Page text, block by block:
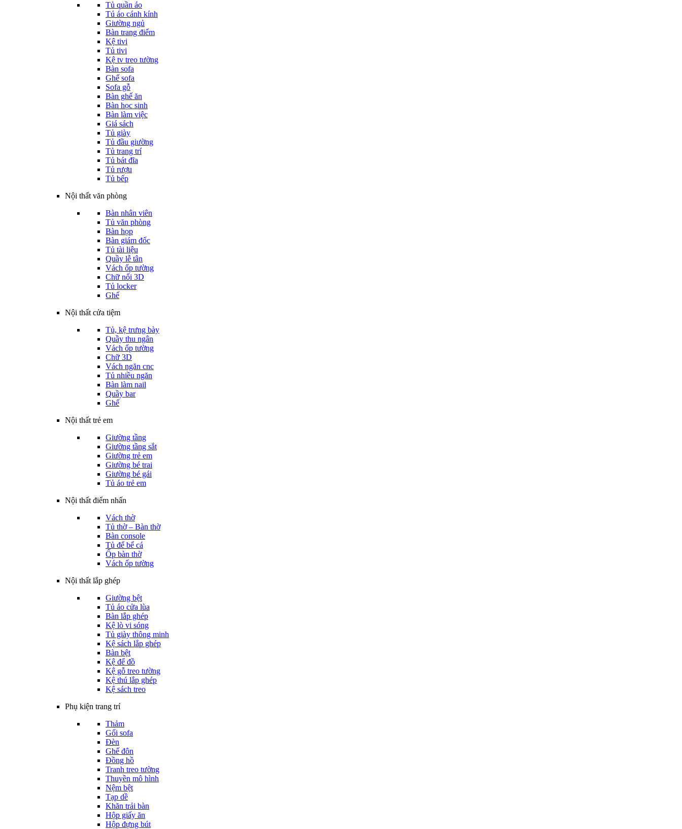
Tủ quần áo
Tú áo cánh kính
Giường ngủ
Bàn trang điểm
Kệ tivi
Tủ tivi
Kệ tv treo tường
Bàn sofa
Ghế sofa
Sofa gỗ
Bàn ghế ăn
Bàn học sinh
Bàn làm việc
Giá sách
Tủ giày
Tủ đầu giường
Tủ trang trí
Tủ bát đĩa
Tủ rượu
Tủ bếp
Nội thất văn phòng
Bàn nhân viên
Tủ văn phòng
Bàn họp
Bàn giám đốc
Tủ tài liệu
Quầy lễ tân
Vách ốp tường
Chữ nổi 3D
Tủ locker
Ghế
Nội thất cửa tiệm
Tủ, kệ trưng bày
Quầy thu ngân
Vách ốp tường
Chữ 3D
Vách ngăn cnc
Tủ nhiều ngăn
Bàn làm nail
Quầy bar
Ghế
Nội thất trẻ em
Giường tầng
Giường tầng sắt
Giường trẻ em
Giường bé trai
Giường bé gái
Tủ áo trẻ em
Nội thất điểm nhấn
Vách thờ
Tủ thờ – Bàn thờ
Bàn console
Tủ để bể cá
Ốp bàn thờ
Vách ốp tường
Nội thất lắp ghép
Giường bệt
Tủ áo cửa lùa
Bàn lắp ghép
Kệ lò vi sóng
Tủ giày thông minh
Kệ sách lắp ghép
Bàn bệt
Kệ để đồ
Kệ gỗ treo tường
Kệ thú lắp ghép
Kệ sách treo
Phụ kiện trang trí
Thảm
Gối sofa
Đèn
Ghế đôn
Đồng hồ
Tranh treo tường
Thuyền mô hình
Nệm bệt
Tạp dề
Khăn trải bàn
Hộp giấy ăn
Hộp đựng bút